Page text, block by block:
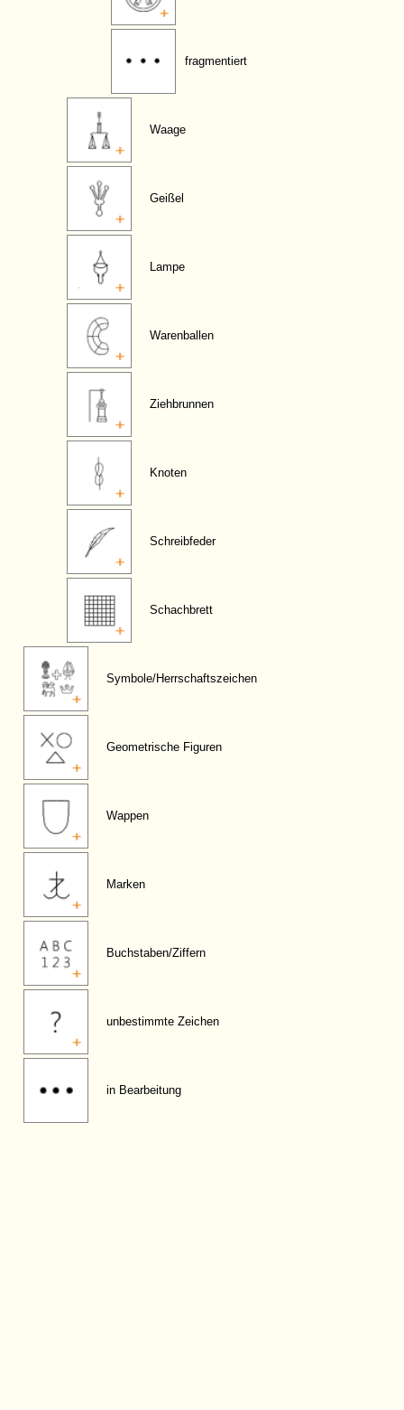
fragmentiert
Waage
Geißel
Lampe
Warenballen
Ziehbrunnen
Knoten
Schreibfeder
Schachbrett
Symbole/Herrschaftszeichen
Geometrische Figuren
Wappen
Marken
Buchstaben/Ziffern
unbestimmte Zeichen
in Bearbeitung